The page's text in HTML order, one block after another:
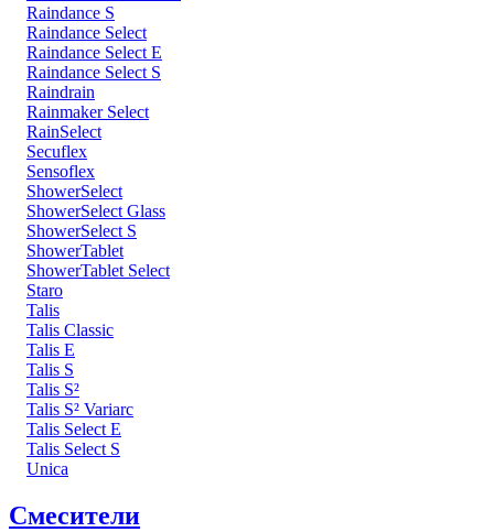
Raindance S
Raindance Select
Raindance Select E
Raindance Select S
Raindrain
Rainmaker Select
RainSelect
Secuflex
Sensoflex
ShowerSelect
ShowerSelect Glass
ShowerSelect S
ShowerTablet
ShowerTablet Select
Staro
Talis
Talis Classic
Talis E
Talis S
Talis S²
Talis S² Variarc
Talis Select E
Talis Select S
Unica
Смесители